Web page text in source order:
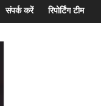
संपर्क करें रिपोर्टिंग टीम